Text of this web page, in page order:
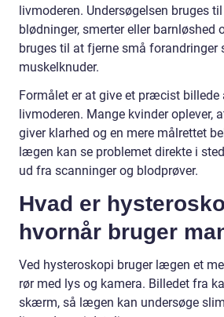
livmoderen. Undersøgelsen bruges
blødninger, smerter eller barnløshed
bruges til at fjerne små forandringer
muskelknuder.
Formålet er at give et præcist
livmoderen. Mange kvinder oplever,
giver klarhed og en mere målrettet
lægen kan se problemet direkte i
ud fra scanninger og blodprøver.
Hvad er
hvornår bruger
Ved hysteroskopi bruger lægen et
rør med lys og kamera. Billedet fra
skærm, så lægen kan undersøge